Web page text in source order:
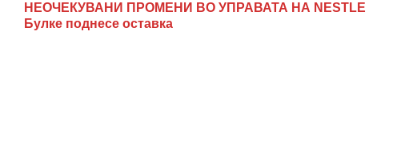
НЕОЧЕКУВАНИ ПРОМЕНИ ВО УПРАВАТА НА NESTLE
Булке поднесе оставка